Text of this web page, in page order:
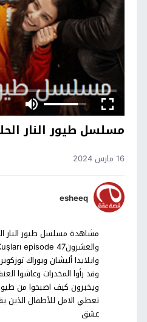
مسلسل طيور النار الحلقة 47
16 مارس 2024
esheeq
وايلايدا أليشان وبوراك
وقد رأوا المخدرات وعاشوا
ويخبرون كيف اصبحوا من
تعطي الامل للأطفال الذين
عشق